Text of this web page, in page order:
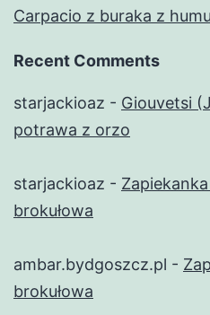
Carpacio z buraka z
Recent Comments
starjackioaz - Giouvetsi
potrawa z orzo
starjackioaz -
brokułowa
ambar.bydgoszcz.pl -
brokułowa